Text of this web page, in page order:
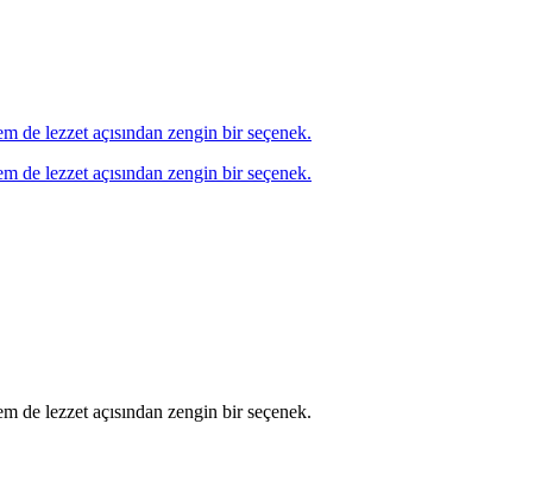
de lezzet açısından zengin bir seçenek.
de lezzet açısından zengin bir seçenek.
de lezzet açısından zengin bir seçenek.